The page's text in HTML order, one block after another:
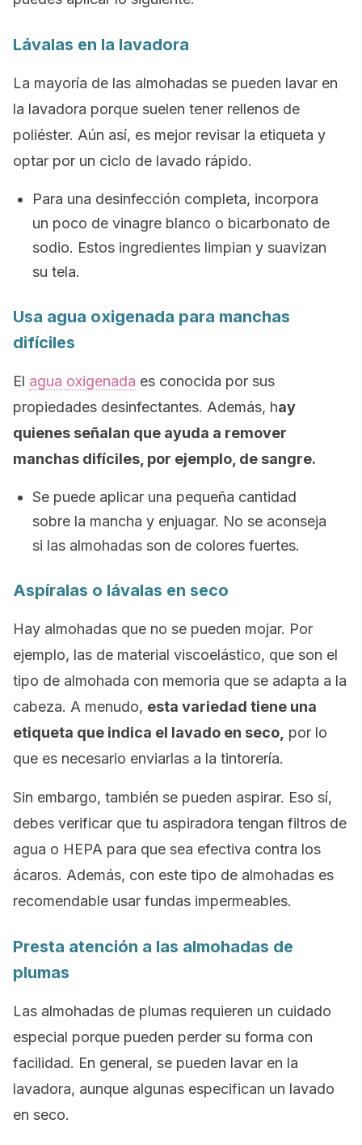
Lávalas en la lavadora
La mayoría de las almohadas se pueden lavar en
la lavadora porque suelen tener rellenos de
poliéster. Aún así, es mejor revisar la etiqueta y
optar por un ciclo de lavado rápido.
Para una desinfección completa, incorpora
un poco de vinagre blanco o bicarbonato de
sodio. Estos ingredientes limpian y suavizan
su tela.
Usa agua oxigenada para manchas
difíciles
El agua oxigenada es conocida por sus
propiedades desinfectantes. Además, hay
quienes señalan que ayuda a remover
manchas difíciles, por ejemplo, de sangre.
Se puede aplicar una pequeña cantidad
sobre la mancha y enjuagar. No se aconseja
si las almohadas son de colores fuertes.
Aspíralas o lávalas en seco
Hay almohadas que no se pueden mojar. Por
ejemplo, las de material viscoelástico, que son el
tipo de almohada con memoria que se adapta a la
cabeza. A menudo, esta variedad tiene una
etiqueta que indica el lavado en seco, por lo
que es necesario enviarlas a la tintorería.
Sin embargo, también se pueden aspirar. Eso sí,
debes verificar que tu aspiradora tengan filtros de
agua o HEPA para que sea efectiva contra los
ácaros. Además, con este tipo de almohadas es
recomendable usar fundas impermeables.
Presta atención a las almohadas de
plumas
Las almohadas de plumas requieren un cuidado
especial porque pueden perder su forma con
facilidad. En general, se pueden lavar en la
lavadora, aunque algunas especifican un lavado
en seco.